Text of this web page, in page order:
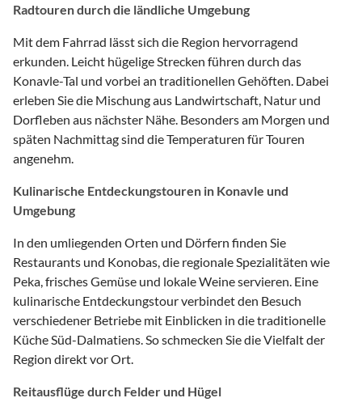
Radtouren durch die ländliche Umgebung
Mit dem Fahrrad lässt sich die Region hervorragend
erkunden. Leicht hügelige Strecken führen durch das
Konavle-Tal und vorbei an traditionellen Gehöften. Dabei
erleben Sie die Mischung aus Landwirtschaft, Natur und
Dorfleben aus nächster Nähe. Besonders am Morgen und
späten Nachmittag sind die Temperaturen für Touren
angenehm.
Kulinarische Entdeckungstouren in Konavle und
Umgebung
In den umliegenden Orten und Dörfern finden Sie
Restaurants und Konobas, die regionale Spezialitäten wie
Peka, frisches Gemüse und lokale Weine servieren. Eine
kulinarische Entdeckungstour verbindet den Besuch
verschiedener Betriebe mit Einblicken in die traditionelle
Küche Süd-Dalmatiens. So schmecken Sie die Vielfalt der
Region direkt vor Ort.
Reitausflüge durch Felder und Hügel